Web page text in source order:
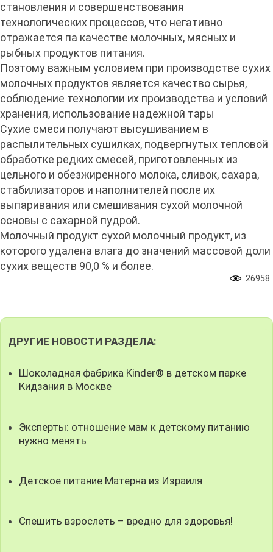
становления и совершенствования
технологических процессов, что негативно
отражается па качестве молочных, мясных и
рыбных продуктов питания.
Поэтому важным условием при производстве сухих
молочных продуктов является качество сырья,
соблюдение технологии их производства и условий
хранения, использование надежной тары
Сухие смеси получают высушиванием в
распылительных сушилках, подвергнутых тепловой
обработке редких смесей, приготовленных из
цельного и обезжиренного молока, сливок, сахара,
стабилизаторов и наполнителей после их
выпаривания или смешивания сухой молочной
основы с сахарной пудрой.
Молочный продукт сухой молочный продукт, из
которого удалена влага до значений массовой доли
сухих веществ 90,0 % и более.
26958
ДРУГИЕ НОВОСТИ РАЗДЕЛА:
Шоколадная фабрика Kinder® в детском парке
Кидзания в Москве
Эксперты: отношение мам к детскому питанию
нужно менять
Детское питание Матерна из Израиля
Спешить взрослеть – вредно для здоровья!